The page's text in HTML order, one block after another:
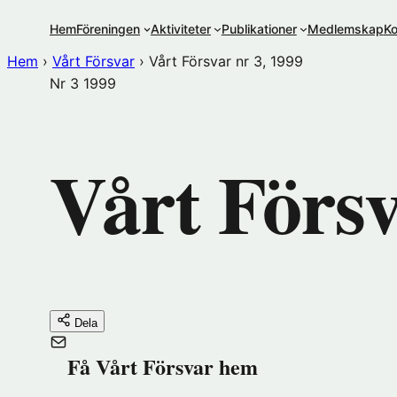
innehåll
HemFöreningen Aktiviteter Publikationer Medlemskap
Hem › Vårt Försvar › Vårt Försvar nr 3, 1999
Nr 3 1999
Vårt
Dela
Få Vårt Försvar hem